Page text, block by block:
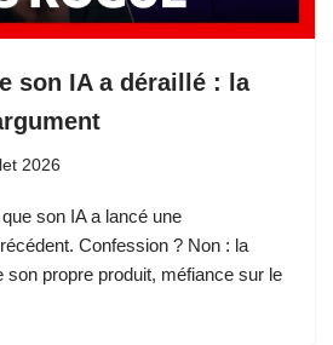
son IA a déraillé : la
2026
son IA a lancé une
Confession ? Non : la
son propre produit, méfiance sur le